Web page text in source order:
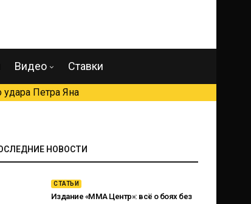
Видео Ставки
Петра Яна
НОВОСТИ
СТАТЬИ
Издание «ММА Центр»: всё о боях без